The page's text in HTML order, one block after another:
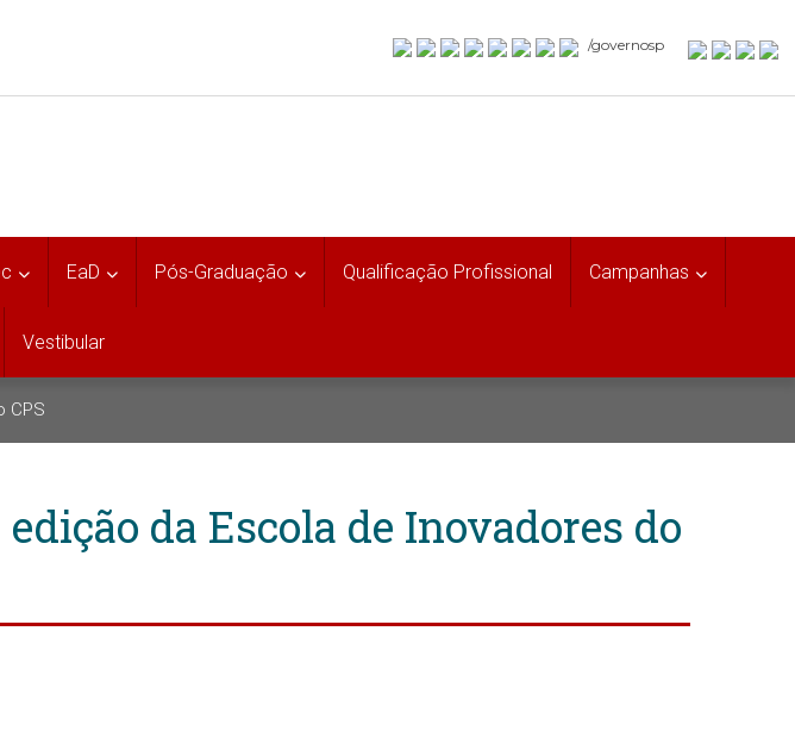
/governosp
EaD Pós-Graduação Qualificação Profissional Campanhas
Vestibular
CPS
da Escola de Inovadores do